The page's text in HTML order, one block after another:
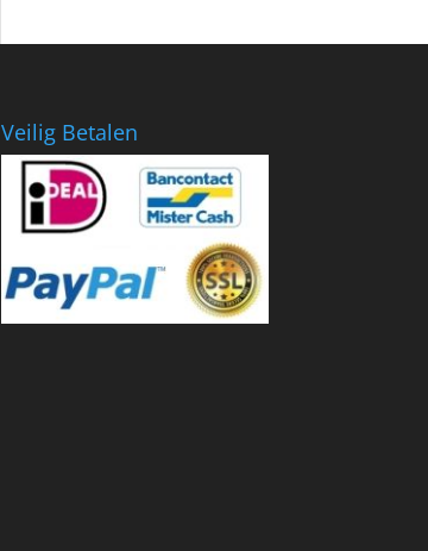
Veilig Betalen